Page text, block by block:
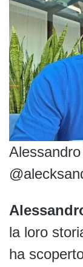
la loro
ha